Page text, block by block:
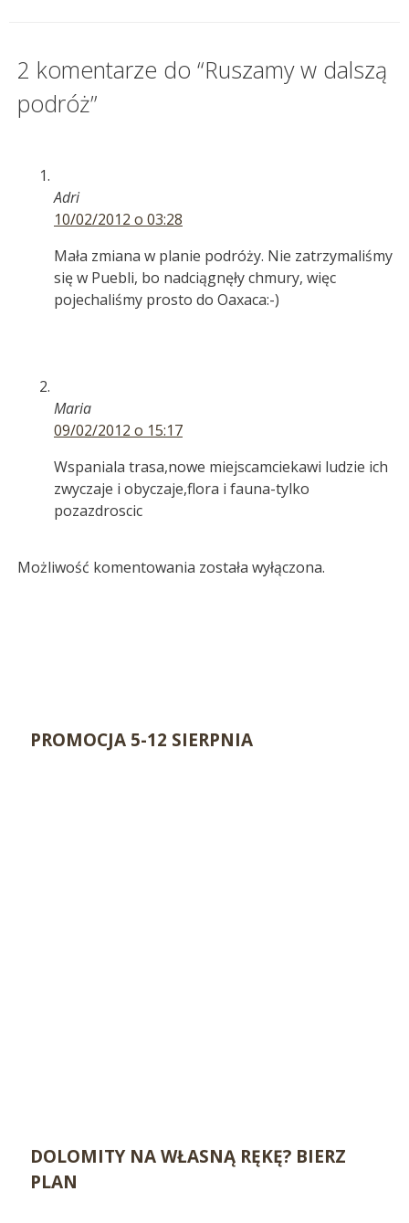
2 komentarze do “Ruszamy w dalszą
podróż”
Adri
10/02/2012 o 03:28
Mała zmiana w planie podróży. Nie zatrzymaliśmy
się w Puebli, bo nadciągnęły chmury, więc
pojechaliśmy prosto do Oaxaca:-)
Maria
09/02/2012 o 15:17
Wspaniala trasa,nowe miejscamciekawi ludzie ich
zwyczaje i obyczaje,flora i fauna-tylko
pozazdroscic
Możliwość komentowania została wyłączona.
PROMOCJA 5-12 SIERPNIA
DOLOMITY NA WŁASNĄ RĘKĘ? BIERZ
PLAN